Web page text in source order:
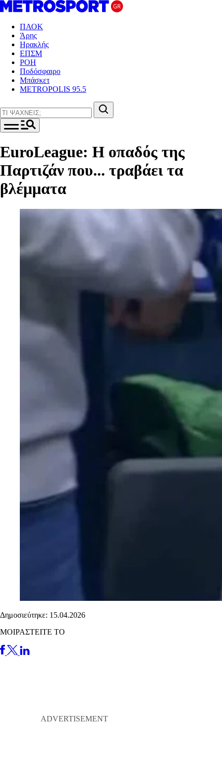
ΠΑΟΚ
Άρης
Ηρακλής
ΕΠΣΜ
ΡΟΗ
Ποδόσφαιρο
Μπάσκετ
METROPOLIS 95.5
EuroLeague: Η οπαδός της
Παρτιζάν που... τραβάει τα
βλέμματα
Δημοσιεύτηκε: 15.04.2026
ΜΟΙΡΑΣΤΕΙΤΕ ΤΟ